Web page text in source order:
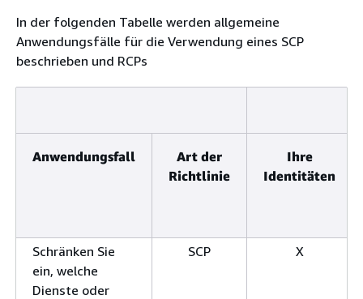
In der folgenden Tabelle werden allgemeine
Anwendungsfälle für die Verwendung eines SCP
beschrieben und RCPs
Anwendungsfall
Art der
Richtlinie
Ihre
Identitäten
Schränken Sie
ein, welche
Dienste oder
SCP X